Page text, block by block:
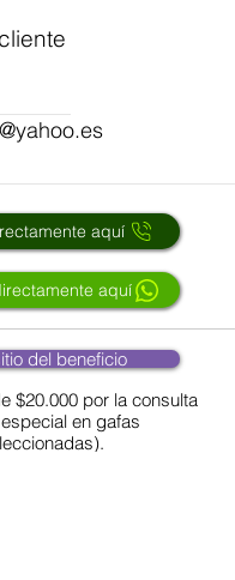
aquí
aquí
del beneficio
$20.000 por la consulta
en gafas